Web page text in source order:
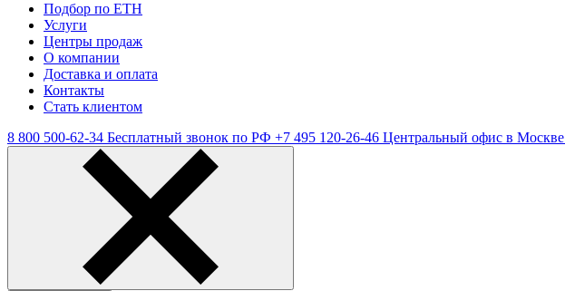
Подбор по ЕТН
Услуги
Центры продаж
О компании
Доставка и оплата
Контакты
Стать клиентом
8 800 500-62-34 Бесплатный звонок по РФ +7 495 120-26-46 Центральный офис в Москве